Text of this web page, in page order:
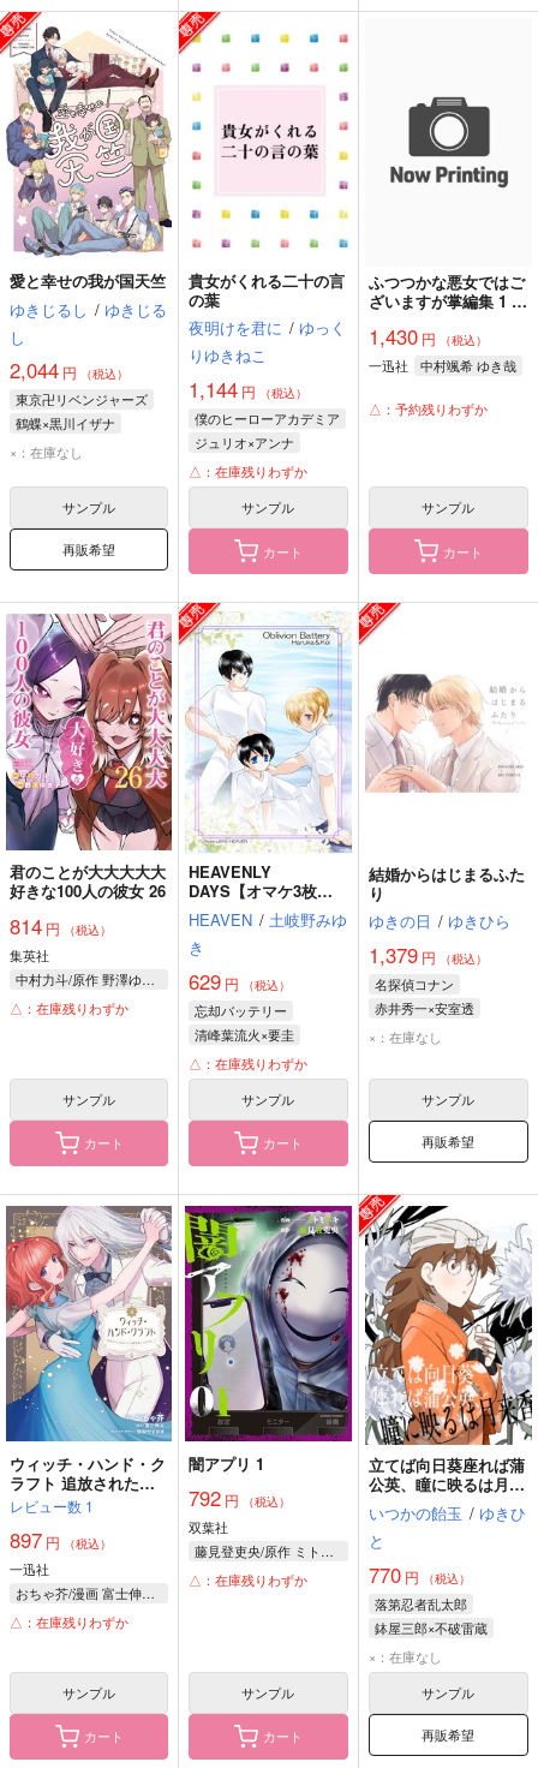
愛と幸せの我が国天竺
ゆきじるし / ゆきじる
し
2,044 円 （税込）
東京卍リベンジャーズ
鶴蝶×黒川イザナ
黒川イザナ
×：在庫なし
サンプル
再販希望
貴女がくれる二十の言
の葉
夜明けを君に / ゆっく
りゆきねこ
1,144 円 （税込）
僕のヒーローアカデミア
ジュリオ×アンナ
ジュリオ・ガンディーニ
アンナ・シェルビーノ
△：在庫残りわずか
サンプル
カート
ふつつかな悪女ではご
ざいますが掌編集 1 ～
1,430円 （税込）
一迅社 中村颯希 ゆき哉
△：予約残りわずか
サンプル
カート
君のことが大大大大大
好きな100人の彼女 26
814 円 （税込）
集英社
中村力斗/原作 野澤ゆき子/作画
△：在庫残りわずか
サンプル
カート
HEAVENLY
DAYS【オマケ3枚
付】
HEAVEN / 土岐野みゆ
き
629 円 （税込）
忘却バッテリー
清峰葉流火×要圭
清峰葉流火
要圭
△：在庫残りわずか
サンプル
カート
結婚からはじまるふた
り
ゆきの日 / ゆきひら
1,379円 （税込）
名探偵コナン
赤井秀一×安室透
赤井秀一
×：在庫なし
サンプル
再販希望
ウィッチ・ハンド・ク
ラフト 追放された王
女ですが雑貨屋さん始
めました 4
レビュー数 1
897 円 （税込）
一迅社
おちゃ芥/漫画 富士伸太/原作 珠梨やすゆき/キャラクターデザイン
△：在庫残りわずか
サンプル
カート
闇アプリ 1
792 円 （税込）
双葉社
藤見登吏央/原作 ミトミユキ/漫画
△：在庫残りわずか
サンプル
カート
立てば向日葵座れば蒲
公英、瞳に映るは月来
いつかの飴玉 / ゆきひ
と
770円 （税込）
落第忍者乱太郎
鉢屋三郎×不破雷蔵
鉢屋三郎
×：在庫なし
サンプル
再販希望